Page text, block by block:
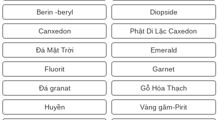
Berin -beryl Diopside
Canxedon Phật Di Lặc Caxedon
Đá Mặt Trời Emerald
Fluorit Garnet
Đá granat Gỗ Hóa Thạch
Huyền Vàng găm-Pirit